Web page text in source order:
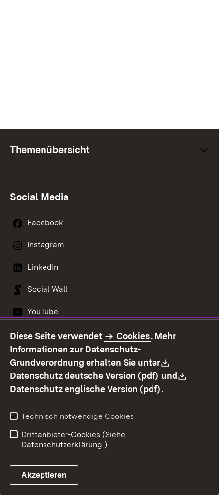
Themenübersicht
Social Media
Facebook
Instagram
LinkedIn
Social Wall
YouTube
Kontakt
Datenschutz
Erklärung zur
Barrierefreiheit
Impressum
Diese Seite verwendet Cookies. Mehr
Informationen zur Datenschutz-
Grundverordnung erhalten Sie unter
Datenschutz deutsche Version (pdf) (Öffnet in
und
Datenschutz englische Version (pdf).
Technisch notwendige Cookies
Drittanbieter-Cookies (Siehe
Datenschutzerklärung.)
Akzeptieren